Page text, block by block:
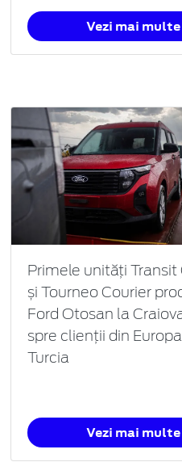
Vezi mai multe
Primele unități Transit
și Tourneo Courier
Ford Otosan la
spre clienții din
Turcia
Vezi mai multe